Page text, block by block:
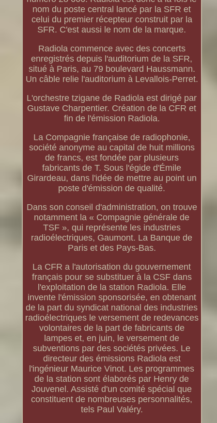
nom du poste central lancé par la SFR et
celui du premier récepteur construit par la
SFR. C'est aussi le nom de la marque.
Radiola commence avec des concerts
enregistrés depuis l'auditorium de la SFR,
situé à Paris, au 79 boulevard Haussmann.
Un câble relie l'auditorium à Levallois-Perret.
L'orchestre tzigane de Radiola est dirigé par
Gustave Charpentier. Création de la CFR et
fin de l'émission Radiola.
La Compagnie française de radiophonie,
société anonyme au capital de huit millions
de francs, est fondée par plusieurs
fabricants de T. Sous l'égide d'Émile
Girardeau, dans l'idée de mettre au point un
poste d'émission de qualité.
Dans son conseil d'administration, on trouve
notamment la « Compagnie générale de
TSF », qui représente les industries
radioélectriques, Gaumont. La Banque de
Paris et des Pays-Bas.
La CFR a l'autorisation du gouvernement
français pour se substituer à la CSF dans
l'exploitation de la station Radiola. Elle
invente l'émission sponsorisée, en obtenant
de la part du syndicat national des industries
radioélectriques le versement de redevances
volontaires de la part de fabricants de
lampes et, en juin, le versement de
subventions par des sociétés privées. Le
directeur des émissions Radiola est
l'ingénieur Maurice Vinot. Les programmes
de la station sont élaborés par Henry de
Jouvenel. Assisté d'un comité spécial que
constituent de nombreuses personnalités,
tels Paul Valéry.